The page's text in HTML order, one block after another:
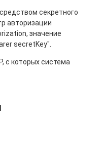
секретного
авторизации
значение
secretKey".
с которых система